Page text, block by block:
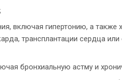
включая гипертонию, а
трансплантации сердца
бронхиальную астму и